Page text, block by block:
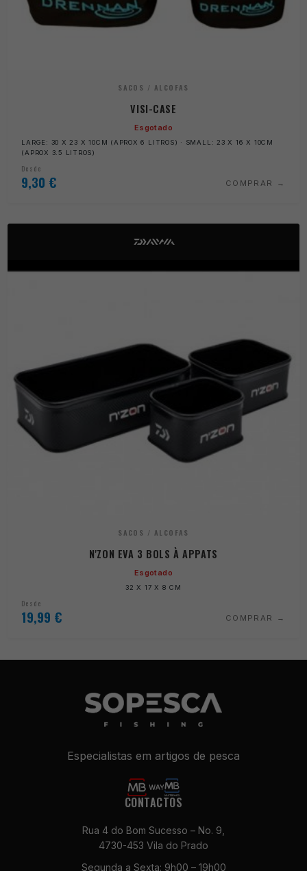
SACOS / ALCOFAS
VISI-CASE
Esgotado
LARGE: 30 X 23 X 10CM (APROX 6 LITROS) · SMALL: 23 X 16 X 10CM
(APROX 3.5 LITROS)
Desde
9,30 € COMPRAR
SACOS / ALCOFAS
N'ZON EVA 3 BOLS À APPATS
Esgotado
32 X 17 X 8 CM
Desde
19,99 € COMPRAR
Especialistas em artigos de pesca
CONTACTOS
Rua 4 do Bom Sucesso – No. 9,
4730-453 Vila do Prado
Segunda a Sexta: 9h00 – 19h00